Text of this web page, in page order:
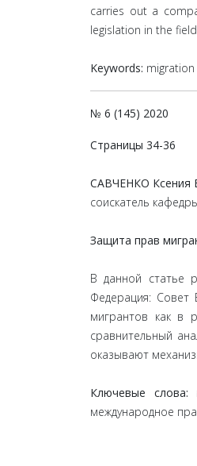
carries out a
legislation in the
Keywords:
№ 6 (145) 2020
Страницы 34-36
САВЧЕНКО Ксения
соискатель
Защита прав
В данной статье
Федерация: Совет
мигрантов как в
сравнительный
оказывают
Ключевые слова:
международное